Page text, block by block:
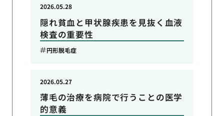
隠れ貧血と甲状腺疾患を見抜く血液
検査の重要性
2026.05.28
円形脱毛症
薄毛の治療を病院で行うことの医学
的意義
2026.05.27